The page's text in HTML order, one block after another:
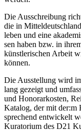
Die Ausschreibung
die in
leben und eine
sen haben bzw. in
künst­le­ri­schen Arbeit
können.
Die Ausstellung wird
lang gezeigt und
und Honorarkosten,
Katalog, der mit
spre­chend ent­wi­ckelt
Kuratorium des D21